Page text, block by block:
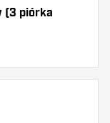
(3 piórka
piórek i